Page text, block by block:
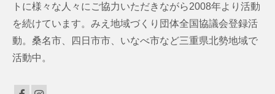
トに様々な人々にご協力いただきながら2008年より活動
を続けています。みえ地域づくり団体全国協議会登録活
動。桑名市、四日市市、いなべ市など三重県北勢地域で
活動中。